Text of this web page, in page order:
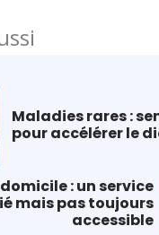
Maladies rares :
pour accélérer le
: un service
mais pas toujours
accessible